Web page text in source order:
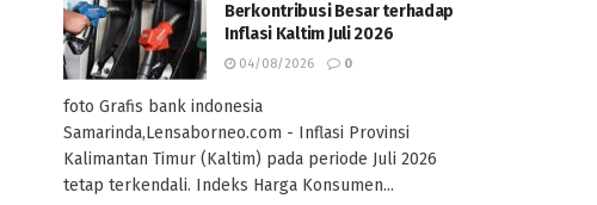
Berkontribusi Besar terhadap
Inflasi Kaltim Juli 2026
04/08/2026 0
foto Grafis bank indonesia
Samarinda,Lensaborneo.com - Inflasi Provinsi
Kalimantan Timur (Kaltim) pada periode Juli 2026
tetap terkendali. Indeks Harga Konsumen...